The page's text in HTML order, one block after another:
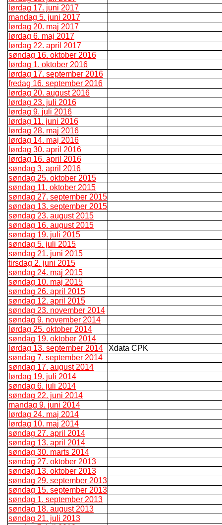
lørdag 17. juni 2017
mandag 5. juni 2017
lørdag 20. maj 2017
lørdag 6. maj 2017
lørdag 22. april 2017
søndag 16. oktober 2016
lørdag 1. oktober 2016
lørdag 17. september 2016
fredag 16. september 2016
lørdag 20. august 2016
lørdag 23. juli 2016
lørdag 9. juli 2016
lørdag 11. juni 2016
lørdag 28. maj 2016
lørdag 14. maj 2016
lørdag 30. april 2016
lørdag 16. april 2016
søndag 3. april 2016
søndag 25. oktober 2015
søndag 11. oktober 2015
søndag 27. september 2015
søndag 13. september 2015
søndag 23. august 2015
søndag 16. august 2015
søndag 19. juli 2015
søndag 5. juli 2015
søndag 21. juni 2015
tirsdag 2. juni 2015
søndag 24. maj 2015
søndag 10. maj 2015
søndag 26. april 2015
søndag 12. april 2015
søndag 23. november 2014
søndag 9. november 2014
lørdag 25. oktober 2014
søndag 19. oktober 2014
lørdag 13. september 2014
Xdata CPK
søndag 7. september 2014
søndag 17. august 2014
lørdag 19. juli 2014
søndag 6. juli 2014
søndag 22. juni 2014
mandag 9. juni 2014
lørdag 24. maj 2014
lørdag 10. maj 2014
søndag 27. april 2014
søndag 13. april 2014
søndag 30. marts 2014
søndag 27. oktober 2013
søndag 13. oktober 2013
søndag 29. september 2013
søndag 15. september 2013
søndag 1. september 2013
søndag 18. august 2013
søndag 21. juli 2013